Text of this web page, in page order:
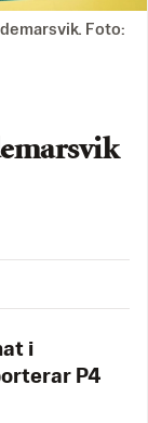
Foto:
i
P4